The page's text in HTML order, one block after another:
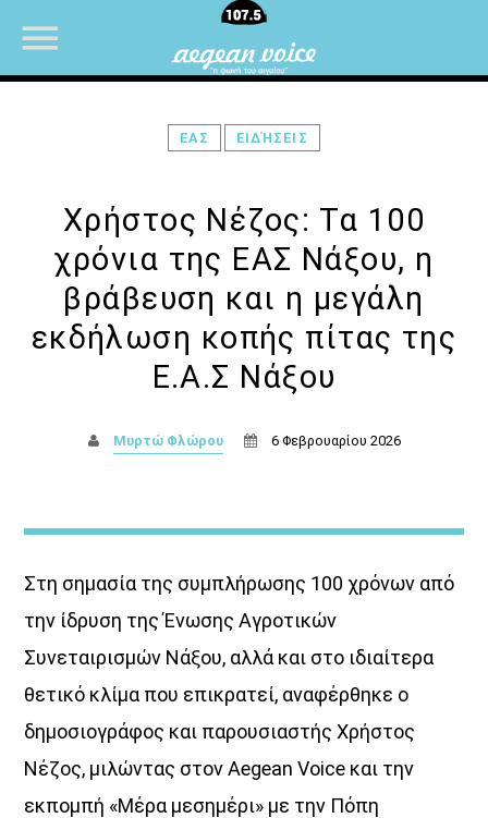
ΔΙΚΤΥΩΣΗ ΜΕ VOICE 102,5
ΕΑΣ ΕΙΔΉΣΕΙΣ
Χρήστος Νέζος: Τα 100
χρόνια της ΕΑΣ Νάξου, η
βράβευση και η μεγάλη
εκδήλωση κοπής πίτας της
Ε.Α.Σ Νάξου
Μυρτώ Φλώρου 6 Φεβρουαρίου 2026
Στη σημασία της συμπλήρωσης 100 χρόνων από
την ίδρυση της Ένωσης Αγροτικών
Συνεταιρισμών Νάξου, αλλά και στο ιδιαίτερα
θετικό κλίμα που επικρατεί, αναφέρθηκε ο
δημοσιογράφος και παρουσιαστής Χρήστος
Νέζος, μιλώντας στον Aegean Voice και την
εκπομπή «Μέρα μεσημέρι» με την Πόπη